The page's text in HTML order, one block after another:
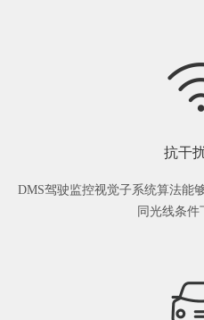
抗干
DMS驾驶监控视觉子系统算法能
同光线条件